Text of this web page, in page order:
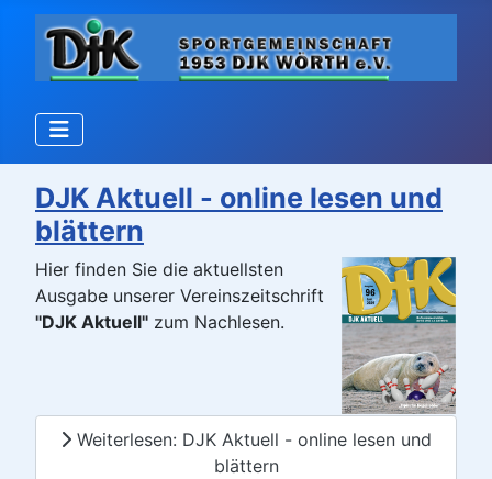
DJK Aktuell - online lesen und
blättern
Hier finden Sie die aktuellsten
Ausgabe unserer Vereinszeitschrift
"DJK Aktuell" zum Nachlesen.
Weiterlesen: DJK Aktuell - online lesen und
blättern